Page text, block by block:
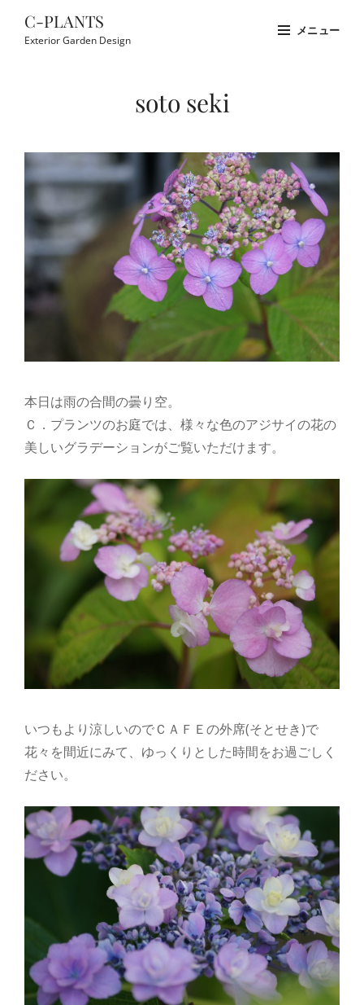
C-PLANTS
Exterior Garden Design
メニュー
soto seki
本日は雨の合間の曇り空。
Ｃ．プランツのお庭では、様々な色のアジサイの花の
美しいグラデーションがご覧いただけます。
いつもより涼しいのでＣＡＦＥの外席(そとせき)で
花々を間近にみて、ゆっくりとした時間をお過ごしく
ださい。